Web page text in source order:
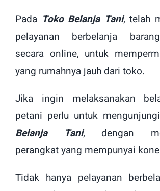
Pada Toko Belanja Tani, telah
pelayanan berbelanja
secara online, untuk
yang rumahnya jauh dari toko.
Jika ingin melaksanakan
petani perlu untuk
Belanja Tani, dengan
perangkat yang mempunyai
Tidak hanya pelayanan